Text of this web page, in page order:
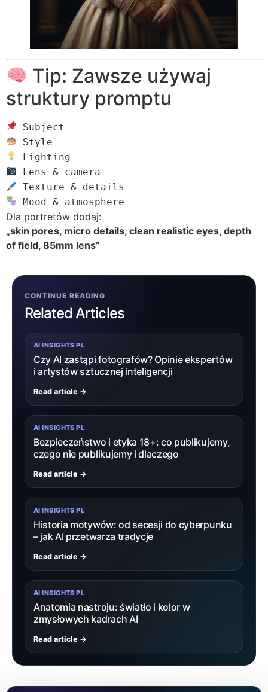
Tip: Zawsze używaj
struktury promptu
Subject
Style
Lighting
Lens
& camera
Texture & details
Mood & atmosphere
Dla portretów dodaj:
„skin pores, micro details, clean realistic eyes, depth
of field, 85mm lens”
CONTINUE READING
Related Articles
AI INSIGHTS PL
Czy AI zastąpi fotografów? Opinie ekspertów
i artystów sztucznej inteligencji
Read article →
AI INSIGHTS PL
Bezpieczeństwo i etyka 18+: co publikujemy,
czego nie publikujemy i dlaczego
Read article →
AI INSIGHTS PL
Historia motywów: od secesji do cyberpunku
– jak AI przetwarza tradycje
Read article →
AI INSIGHTS PL
Anatomia nastroju: światło i kolor w
zmysłowych kadrach AI
Read article →